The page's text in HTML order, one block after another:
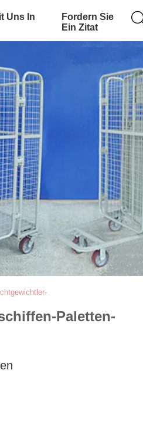
Uns In
Fordern Sie
Ein Zitat
Paletten-